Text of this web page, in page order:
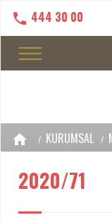
444 30 00
KURUMSAL
2020/71